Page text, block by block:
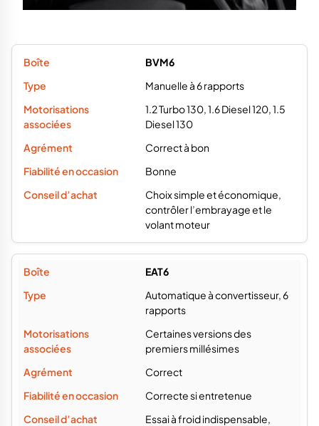
BVM6
Manuelle à 6 rapports
1.2 Turbo 130, 1.6 Diesel 120, 1.5
Diesel 130
Correct à bon
Bonne
Choix simple et économique,
contrôler l’embrayage et le
volant moteur
EAT6
Automatique à convertisseur, 6
rapports
Certaines versions des
premiers millésimes
Correct
Correcte si entretenue
Essai à froid indispensable,